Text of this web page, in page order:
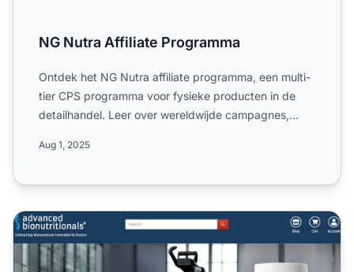
NG Nutra Affiliate Programma
Ontdek het NG Nutra affiliate programma, een multi-
tier CPS programma voor fysieke producten in de
detailhandel. Leer over wereldwijde campagnes,
Aug 1, 2025
Advanced Bionutritionals Affiliate Programma